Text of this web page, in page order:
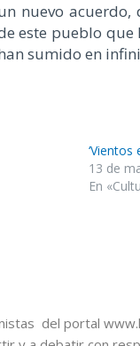
nuevo
este pueblo
sumido en
13 de
En
del portal